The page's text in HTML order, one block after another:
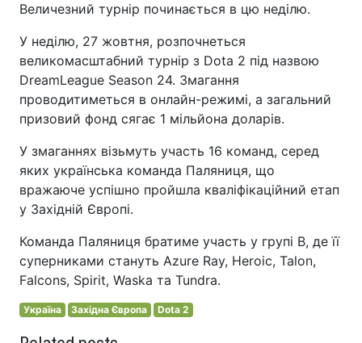
Величезний турнір починається в цю неділю.
У неділю, 27 жовтня, розпочнеться
великомасштабний турнір з Dota 2 під назвою
DreamLeague Season 24. Змагання
проводитиметься в онлайн-режимі, а загальний
призовий фонд сягає 1 мільйона доларів.
У змаганнях візьмуть участь 16 команд, серед
яких українська команда Паляниця, що
вражаюче успішно пройшла кваліфікаційний етап
у Західній Європі.
Команда Паляниця братиме участь у групі B, де її
суперниками стануть Azure Ray, Heroic, Talon,
Falcons, Spirit, Waska та Tundra.
Україна Західна Європа Dota 2